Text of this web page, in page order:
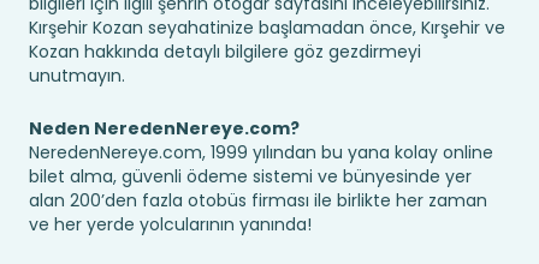
Kırşehir Kozan seyahatinize başlamadan önce, Kırşehir ve
Kozan hakkında detaylı bilgilere göz gezdirmeyi
unutmayın.
Neden NeredenNereye.com?
NeredenNereye.com, 1999 yılından bu yana kolay online
bilet alma, güvenli ödeme sistemi ve bünyesinde yer
alan 200’den fazla otobüs firması ile birlikte her zaman
ve her yerde yolcularının yanında!